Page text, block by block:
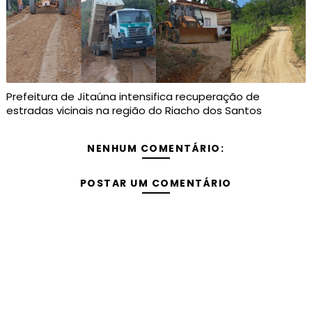
Prefeitura de Jitaúna intensifica recuperação de
estradas vicinais na região do Riacho dos Santos
NENHUM COMENTÁRIO:
POSTAR UM COMENTÁRIO